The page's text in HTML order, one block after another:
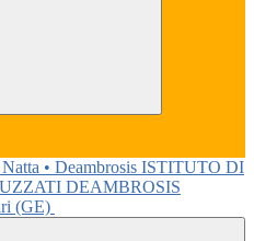
ISTITUTO DI
DEAMBROSIS
(GE)